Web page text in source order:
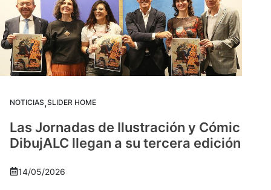
NOTICIAS,SLIDER HOME
Las Jornadas de Ilustración y Cómic
DibujALC llegan a su tercera edición
14/05/2026